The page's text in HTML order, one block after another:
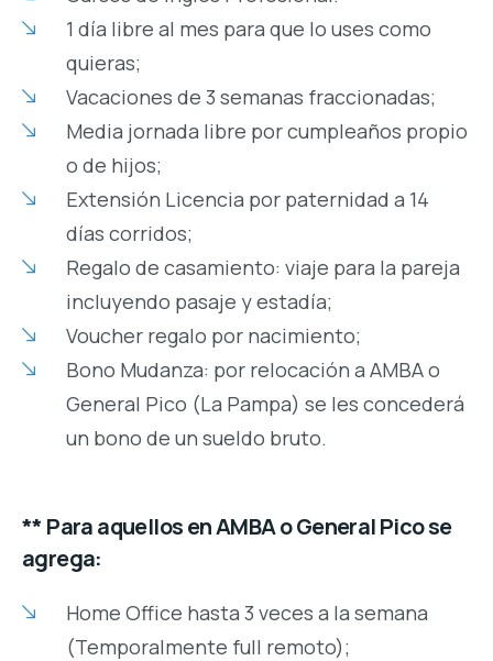
1 día libre al mes para que lo uses como
quieras;
Vacaciones de 3 semanas fraccionadas;
Media jornada libre por cumpleaños propio
o de hijos;
Extensión Licencia por paternidad a 14
días corridos;
Regalo de casamiento: viaje para la pareja
incluyendo pasaje y estadía;
Voucher regalo por nacimiento;
Bono Mudanza: por relocación a AMBA o
General Pico (La Pampa) se les concederá
un bono de un sueldo bruto.
** Para aquellos en AMBA o General Pico se
agrega:
Home Office hasta 3 veces a la semana
(Temporalmente full remoto);